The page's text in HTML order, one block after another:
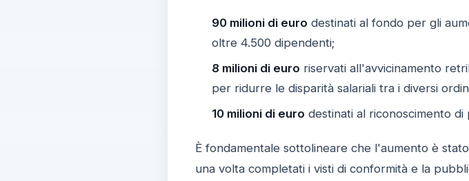
90 milioni di euro destinati al fondo per gli
oltre 4.500 dipendenti;
8 milioni di euro riservati all'avvicinamento
per ridurre le disparità salariali tra i diversi
10 milioni di euro destinati al riconoscimento
È fondamentale sottolineare che l'aumento è
una volta completati i visti di conformità e la